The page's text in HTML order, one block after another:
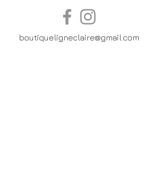
boutiqueligneclaire@gmail.com